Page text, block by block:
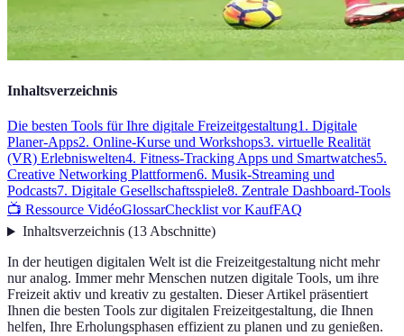
Inhaltsverzeichnis
Die besten Tools für Ihre digitale Freizeitgestaltung1. Digitale
Planer-Apps2. Online-Kurse und Workshops3. virtuelle Realität
(VR) Erlebniswelten4. Fitness-Tracking Apps und Smartwatches5.
Creative Networking Plattformen6. Musik-Streaming und
Podcasts7. Digitale Gesellschaftsspiele8. Zentrale Dashboard-Tools
📺 Ressource VidéoGlossarChecklist vor KaufFAQ
Inhaltsverzeichnis(13Abschnitte)
In der heutigen digitalen Welt ist die Freizeitgestaltung nicht mehr
nur analog. Immer mehr Menschen nutzen digitale Tools, um ihre
Freizeit aktiv und kreativ zu gestalten. Dieser Artikel präsentiert
Ihnen die besten Tools zur digitalen Freizeitgestaltung, die Ihnen
helfen, Ihre Erholungsphasen effizient zu planen und zu genießen.